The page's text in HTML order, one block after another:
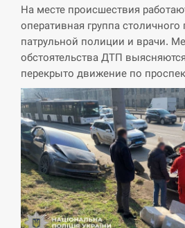
СЕРПЕНЬ
Біля українського літака в
виявили дрон, ймовірно,
СЕРПЕНЬ
13:23
“Они должны быть
ответили, как
СЕРПЕНЬ
13:10
Тайвань проводить
На месте происшествия
оперативная группа столичного
патрульной полиции и врачи.
обстоятельства ДТП
перекрыто движение по